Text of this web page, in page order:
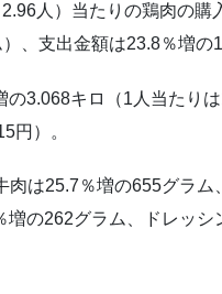
人）当たりの鶏肉の
、支出金額は23.8％増の
の3.068キロ（1人当たり
円）。
肉は25.7％増の655グラ
増の262グラム、ドレッ